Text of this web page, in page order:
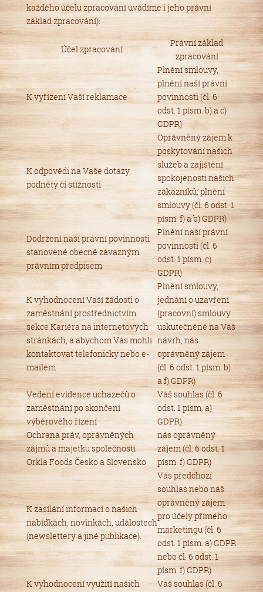
každého účelu zpracování uvádíme i jeho právní
základ zpracování):
Účel zpracování
Právní základ
zpracování
K vyřízení Vaší reklamace
Plnění smlouvy,
plnění naší právní
povinnosti (čl. 6
odst. 1 písm. b) a c)
GDPR)
K odpovědi na Vaše dotazy,
podněty či stížnosti
Oprávněný zájem k
poskytování našich
služeb a zajištění
spokojenosti našich
zákazníků; plnění
smlouvy (čl. 6 odst. 1
písm. f) a b) GDPR)
Dodržení naší právní povinnosti
stanovené obecně závazným
právním předpisem
Plnění naší právní
povinnosti (čl. 6
odst. 1 písm. c)
GDPR)
K vyhodnocení Vaší žádosti o
zaměstnání prostřednictvím
sekce Kariéra na internetových
stránkách, a abychom Vás mohli
kontaktovat telefonicky nebo e-
mailem
Plnění smlouvy,
jednání o uzavření
(pracovní) smlouvy
uskutečněné na Váš
návrh, nás
oprávněný zájem
(čl. 6 odst. 1 písm. b)
a f) GDPR)
Vedení evidence uchazečů o
zaměstnání po skončení
výběrového řízení
Váš souhlas (čl. 6
odst. 1 písm. a)
GDPR)
Ochrana práv, oprávněných
zájmů a majetku společnosti
Orkla Foods Česko a Slovensko
nás oprávněný
zájem (čl. 6 odst. 1
písm. f) GDPR)
K zasílání informací o našich
nabídkách, novinkách, událostech
(newslettery a jiné publikace).
Vás předchozí
souhlas nebo náš
oprávněný zájem
pro účely přímého
marketingu (čl. 6
odst. 1 písm. a) GDPR
nebo čl. 6 odst. 1
písm. f) GDPR)
K vyhodnocení využití našich
Váš souhlas (čl. 6